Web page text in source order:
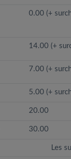
0.00 (+
14.00 (+
7.00 (+
5.00 (+
20.00
30.00
Les